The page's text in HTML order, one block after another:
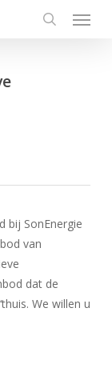
Menu
bij SonEnergie
van
dat de
We willen u